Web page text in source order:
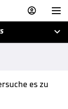



es zu